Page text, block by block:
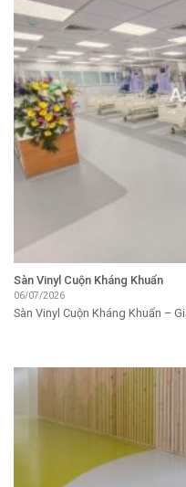
Sàn Vinyl Cuộn Kháng Khuẩn
06/07/2026
Sàn Vinyl Cuộn Kháng Khuẩn –